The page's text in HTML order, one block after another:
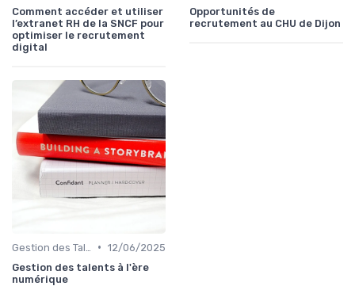
Comment accéder et utiliser
l’extranet RH de la SNCF pour
optimiser le recrutement
digital
Opportunités de
recrutement au CHU de Dijon
• 12/06/2025
Gestion des talents à l'ère
numérique